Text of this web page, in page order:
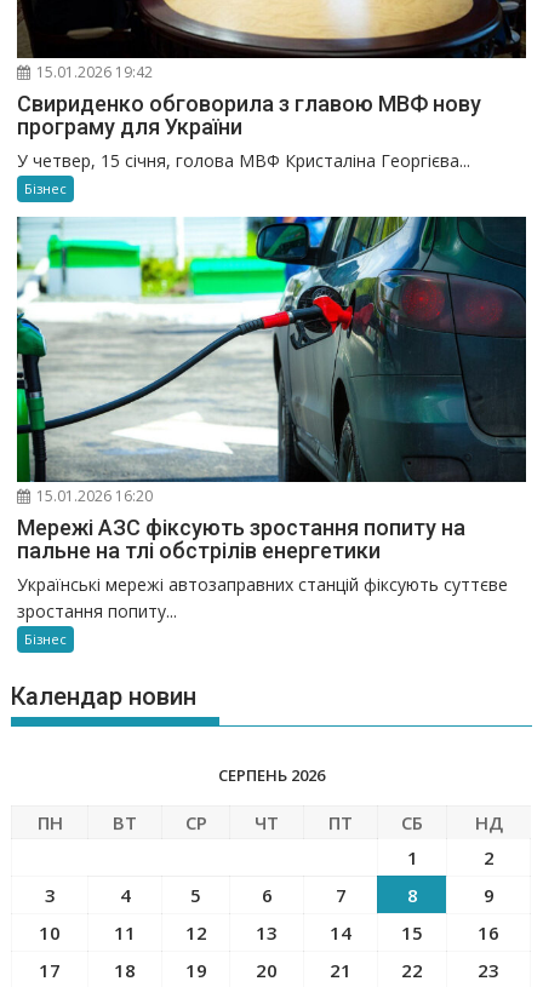
15.01.2026 19:42
Свириденко обговорила з главою МВФ нову
програму для України
У четвер, 15 січня, голова МВФ Кристаліна Георгієва...
Бізнес
15.01.2026 16:20
Мережі АЗС фіксують зростання попиту на
пальне на тлі обстрілів енергетики
Українські мережі автозаправних станцій фіксують суттєве
зростання попиту...
Бізнес
Календар новин
СЕРПЕНЬ 2026
ПН ВТ СР ЧТ ПТ СБ
НД
1
2
3
4 5 6 7 8
9
10
11 12 13 14 15
16
17
18 19 20 21 22 23